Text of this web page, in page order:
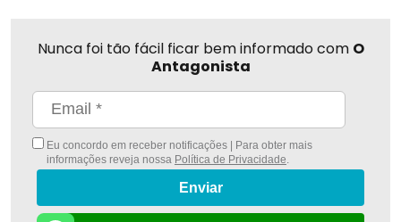
Nunca foi tão fácil ficar bem informado com O
Antagonista
Eu concordo em receber notificações | Para obter mais
informações reveja nossa Política de Privacidade
Enviar